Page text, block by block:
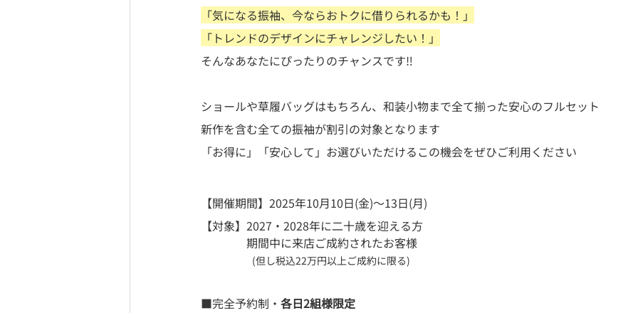
「気になる振袖、今ならおトクに借りられるかも！」
「トレンドのデザインにチャレンジしたい！」
そんなあなたにぴったりのチャンスです‼
ショールや草履バッグはもちろん、和装小物まで全て揃った安心のフルセット
新作を含む全ての振袖が割引の対象となります
「お得に」「安心して」お選びいただけるこの機会をぜひご利用ください
【開催期間】2025年10月10日(金)〜13日(月)
【対象】2027・2028年に二十歳を迎える方
期間中に来店ご成約されたお客様
(但し税込22万円以上ご成約に限る)
■完全予約制・ 各日2組様限定